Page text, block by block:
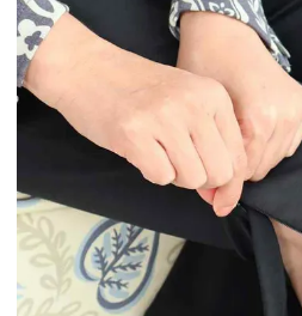
ブルゾン コート